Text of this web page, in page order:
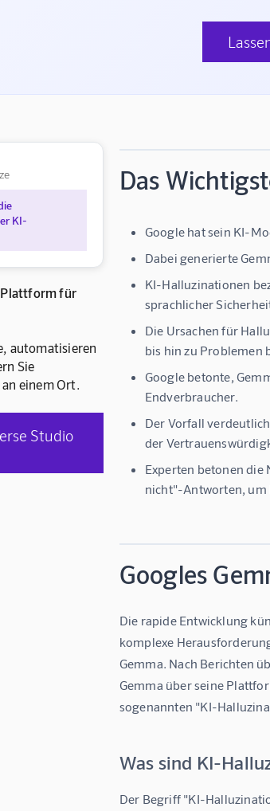
KI-
Plattform für
automatisieren
Sie
einem Ort.
Studio
Das
Google hat sein KI-
Dabei generierte
KI-Halluzinationen
sprachlicher
Die Ursachen für
bis hin zu Problemen
Google betonte,
Endverbraucher.
Der Vorfall
der
Experten betonen die
nicht"-Antworten, um
Googles
Die rapide Entwicklung
komplexe
Gemma. Nach Berichten
Gemma über seine
sogenannten "KI-
Was sind KI-
Der Begriff "KI-